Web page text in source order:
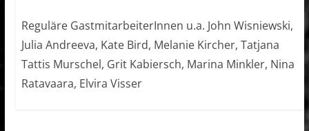
Reguläre GastmitarbeiterInnen u.a. John Wisniewski,
Julia Andreeva, Kate Bird, Melanie Kircher, Tatjana
Tattis Murschel, Grit Kabiersch, Marina Minkler, Nina
Ratavaara, Elvira Visser